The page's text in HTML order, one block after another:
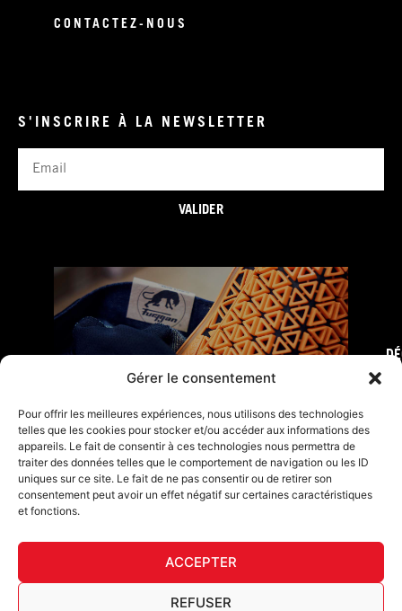
Gérer le consentement
Pour offrir les meilleures expériences, nous utilisons des technologies
telles que les cookies pour stocker et/ou accéder aux informations des
appareils. Le fait de consentir à ces technologies nous permettra de
traiter des données telles que le comportement de navigation ou les ID
uniques sur ce site. Le fait de ne pas consentir ou de retirer son
consentement peut avoir un effet négatif sur certaines caractéristiques
et fonctions.
ACCEPTER
REFUSER
CONTACTEZ-NOUS
S'INSCRIRE À LA NEWSLETTER
VALIDER
o
i